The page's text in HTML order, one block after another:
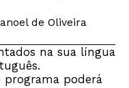
de Oliveira
na sua língua
poderá